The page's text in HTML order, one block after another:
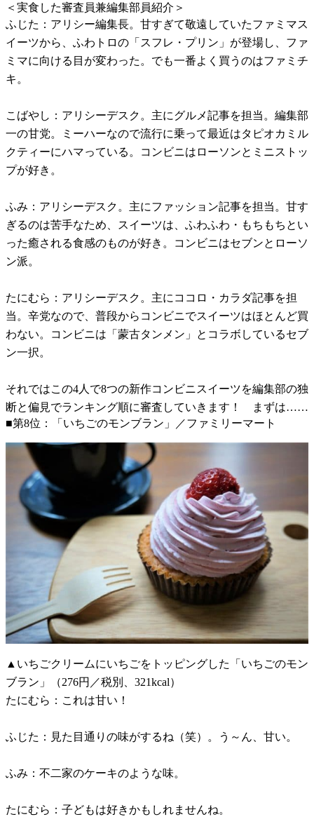
＜実食した審査員兼編集部員紹介＞
ふじた：アリシー編集長。甘すぎて敬遠していたファミマス
イーツから、ふわトロの「スフレ・プリン」が登場し、ファ
ミマに向ける目が変わった。でも一番よく買うのはファミチ
キ。
こばやし：アリシーデスク。主にグルメ記事を担当。編集部
一の甘党。ミーハーなので流行に乗って最近はタピオカミル
クティーにハマっている。コンビニはローソンとミニストッ
プが好き。
ふみ：アリシーデスク。主にファッション記事を担当。甘す
ぎるのは苦手なため、スイーツは、ふわふわ・もちもちとい
った癒される食感のものが好き。コンビニはセブンとローソ
ン派。
たにむら：アリシーデスク。主にココロ・カラダ記事を担
当。辛党なので、普段からコンビニでスイーツはほとんど買
わない。コンビニは「蒙古タンメン」とコラボしているセブ
ン一択。
それではこの4人で8つの新作コンビニスイーツを編集部の独
断と偏見でランキング順に審査していきます！ まずは……
■第8位：「いちごのモンブラン」／ファミリーマート
▲いちごクリームにいちごをトッピングした「いちごのモン
ブラン」（276円／税別、321kcal）
たにむら：これは甘い！
ふじた：見た目通りの味がするね（笑）。う～ん、甘い。
ふみ：不二家のケーキのような味。
たにむら：子どもは好きかもしれませんね。